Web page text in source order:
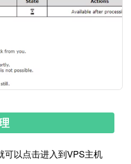
可以点击进入到VPS主机